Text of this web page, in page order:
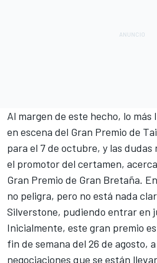
Al margen de este hecho, lo más
en escena del Gran Premio de
para el 7 de octubre, y las dudas
el promotor del certamen,
Gran Premio de Gran Bretaña.
no peligra, pero no está nada
Silverstone, pudiendo entrar en
Inicialmente, este gran premio
fin de semana del 26 de agosto,
negociaciones que se están